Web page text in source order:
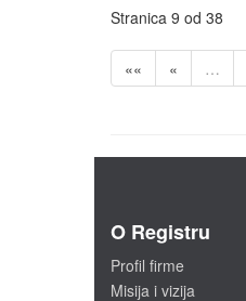
Stranica 9 od 38
«« « …
O Registru
Profil firme
Misija i vizija